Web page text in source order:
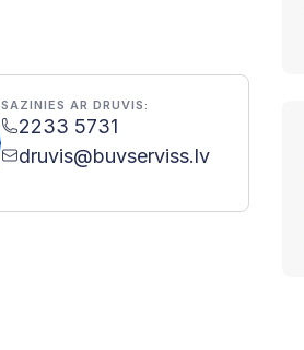
SAZINIES AR DRUVIS:
2233 5731
druvis@buvserviss.lv